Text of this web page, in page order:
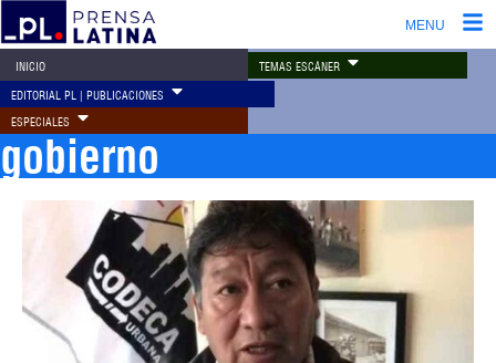
MENU
INICIO TEMAS ESCÁNER
EDITORIAL PL | PUBLICACIONES
ESPECIALES
gobierno